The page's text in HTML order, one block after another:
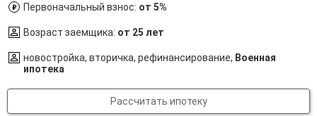
Первоначальный взнос: от 5%
Возраст заемщика: от 25 лет
новостройка, вторичка, рефинансирование, Военная
ипотека
Рассчитать ипотеку